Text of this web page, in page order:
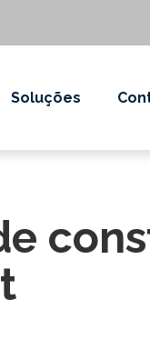
Soluções